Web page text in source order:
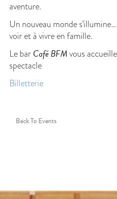
aventure.
Un nouveau monde
voir et à vivre en famille.
Le bar Café BFM vous
spectacle
Billetterie
Back To Events